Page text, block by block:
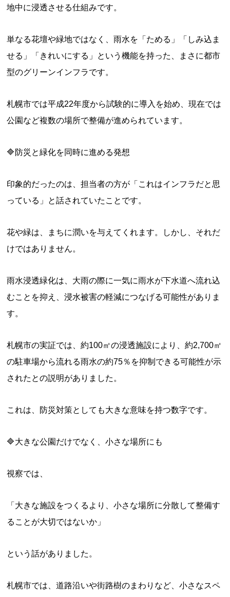
地中に浸透させる仕組みです。
単なる花壇や緑地ではなく、雨水を「ためる」「しみ込ま
せる」「きれいにする」という機能を持った、まさに都市
型のグリーンインフラです。
札幌市では平成22年度から試験的に導入を始め、現在では
公園など複数の場所で整備が進められています。
🔷防災と緑化を同時に進める発想
印象的だったのは、担当者の方が「これはインフラだと思
っている」と話されていたことです。
花や緑は、まちに潤いを与えてくれます。しかし、それだ
けではありません。
雨水浸透緑化は、大雨の際に一気に雨水が下水道へ流れ込
むことを抑え、浸水被害の軽減につなげる可能性がありま
す。
札幌市の実証では、約100㎡の浸透施設により、約2,700㎡
の駐車場から流れる雨水の約75％を抑制できる可能性が示
されたとの説明がありました。
これは、防災対策としても大きな意味を持つ数字です。
🔷大きな公園だけでなく、小さな場所にも
視察では、
「大きな施設をつくるより、小さな場所に分散して整備す
ることが大切ではないか」
という話がありました。
札幌市では、道路沿いや街路樹のまわりなど、小さなスペ